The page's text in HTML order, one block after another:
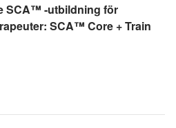
SCA™ -utbildning för
SCA™ Core + Train